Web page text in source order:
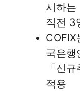
시하는
직전 3
COFIX
국은행
「신
적용